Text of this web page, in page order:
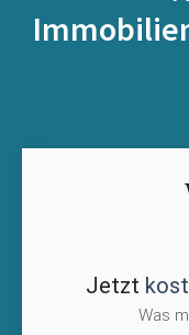
Jetzt
Was